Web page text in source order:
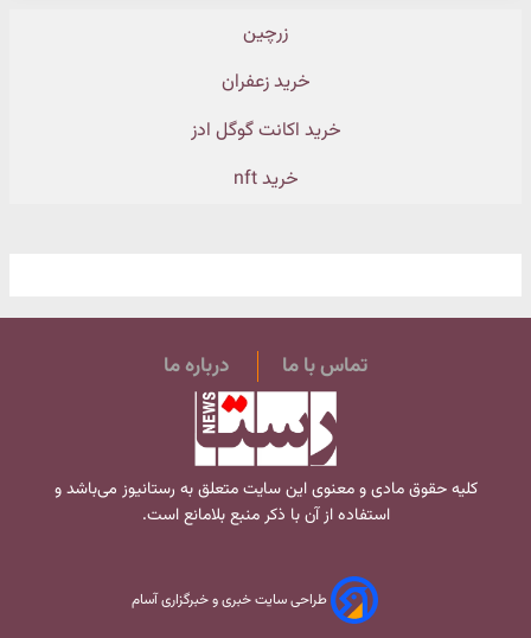
زرچین
خرید زعفران
خرید اکانت گوگل ادز
خرید nft
تماس با ما درباره ما
کلیه حقوق مادی و معنوی این سایت متعلق به رستانیوز می‌باشد و
استفاده از آن با ذکر منبع بلامانع است.
طراحی سایت خبری و خبرگزاری آسام